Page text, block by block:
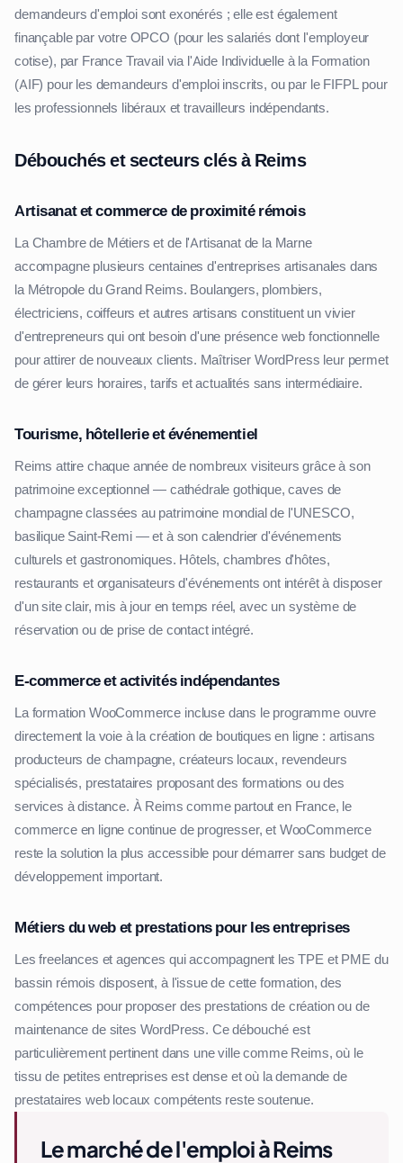
demandeurs d'emploi sont exonérés ; elle est également
finançable par votre OPCO (pour les salariés dont l'employeur
cotise), par France Travail via l'Aide Individuelle à la Formation
(AIF) pour les demandeurs d'emploi inscrits, ou par le FIFPL pour
les professionnels libéraux et travailleurs indépendants.
Débouchés et secteurs clés à Reims
Artisanat et commerce de proximité rémois
La Chambre de Métiers et de l'Artisanat de la Marne
accompagne plusieurs centaines d'entreprises artisanales dans
la Métropole du Grand Reims. Boulangers, plombiers,
électriciens, coiffeurs et autres artisans constituent un vivier
d'entrepreneurs qui ont besoin d'une présence web fonctionnelle
pour attirer de nouveaux clients. Maîtriser WordPress leur permet
de gérer leurs horaires, tarifs et actualités sans intermédiaire.
Tourisme, hôtellerie et événementiel
Reims attire chaque année de nombreux visiteurs grâce à son
patrimoine exceptionnel — cathédrale gothique, caves de
champagne classées au patrimoine mondial de l'UNESCO,
basilique Saint-Remi — et à son calendrier d'événements
culturels et gastronomiques. Hôtels, chambres d'hôtes,
restaurants et organisateurs d'événements ont intérêt à disposer
d'un site clair, mis à jour en temps réel, avec un système de
réservation ou de prise de contact intégré.
E-commerce et activités indépendantes
La formation WooCommerce incluse dans le programme ouvre
directement la voie à la création de boutiques en ligne : artisans
producteurs de champagne, créateurs locaux, revendeurs
spécialisés, prestataires proposant des formations ou des
services à distance. À Reims comme partout en France, le
commerce en ligne continue de progresser, et WooCommerce
reste la solution la plus accessible pour démarrer sans budget de
développement important.
Métiers du web et prestations pour les entreprises
Les freelances et agences qui accompagnent les TPE et PME du
bassin rémois disposent, à l'issue de cette formation, des
compétences pour proposer des prestations de création ou de
maintenance de sites WordPress. Ce débouché est
particulièrement pertinent dans une ville comme Reims, où le
tissu de petites entreprises est dense et où la demande de
prestataires web locaux compétents reste soutenue.
Le marché de l'emploi à Reims